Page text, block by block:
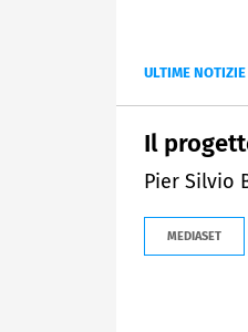
ULTIME NOTIZIE
Il
Pier Silvio
MEDIASET